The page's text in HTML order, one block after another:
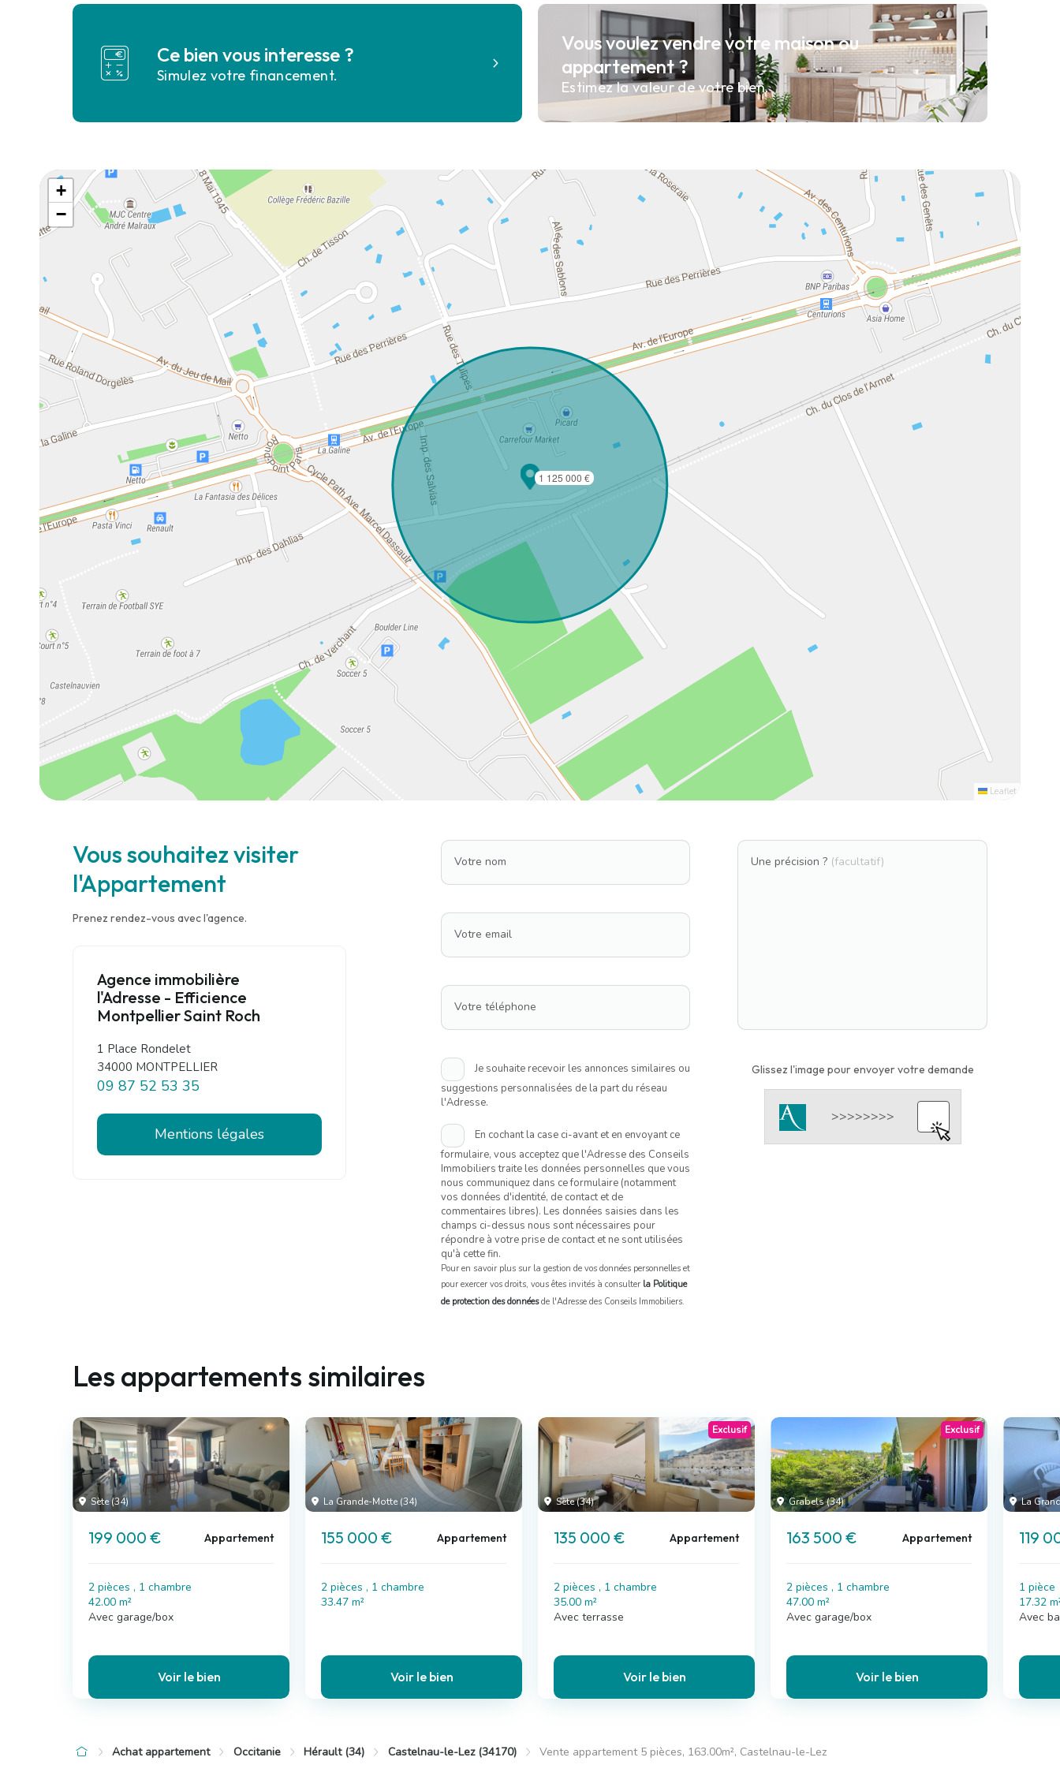
Ce bien vous interesse ?
Simulez votre financement.
Vous voulez vendre votre maison ou
appartement ?
Estimez la valeur de votre bien.
1 125 000 €
+
−
Leaflet
Vous souhaitez visiter
l'Appartement
Prenez rendez-vous avec l'agence.
Agence immobilière
l'Adresse - Efficience
Montpellier Saint Roch
1 Place Rondelet
34000 MONTPELLIER
09 87 52 53 35
Mentions légales
Votre nom
Votre email
Votre téléphone
Je souhaite recevoir les annonces similaires ou
suggestions personnalisées de la part du réseau
l'Adresse.
En cochant la case ci-avant et en envoyant ce
formulaire, vous acceptez que l'Adresse des Conseils
Immobiliers traite les données personnelles que vous
nous communiquez dans ce formulaire (notamment
vos données d'identité, de contact et de
commentaires libres). Les données saisies dans les
champs ci-dessus nous sont nécessaires pour
répondre à votre prise de contact et ne sont utilisées
qu'à cette fin.
Pour en savoir plus sur la gestion de vos données personnelles et
pour exercer vos droits, vous êtes invités à consulter la Politique
de protection des donnéesde l'Adresse des Conseils Immobiliers.
Une précision ? (facultatif)
Glissez l'image pour envoyer votre demande
Les appartements similaires
Sète (34)
199 000 € Appartement
2 pièces , 1 chambre
42.00 m²
Avec garage/box
Voir le bien
La Grande-Motte (34)
155 000 € Appartement
2 pièces , 1 chambre
33.47 m²
Voir le bien
Sète (34)
Exclusif
135 000 € Appartement
2 pièces , 1 chambre
35.00 m²
Avec terrasse
Voir le bien
Grabels (34)
Exclusif
163 500 € Appartement
2 pièces , 1 chambre
47.00 m²
Avec garage/box
Voir le bien
La
119
1 pièce
17.32
Avec
Achat appartement Occitanie Hérault (34) Castelnau-le-Lez (34170) Vente appartement 5 pièces, 163.00m², Castelnau-le-Lez